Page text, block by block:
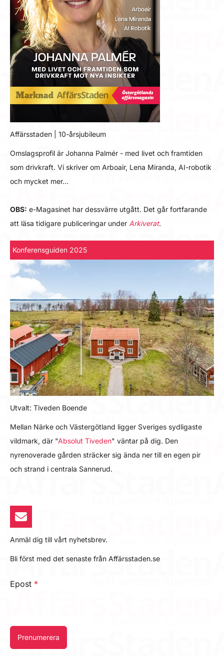
Affärsstaden | 10-årsjubileum
Omslagsprofil är Johanna Palmér - med livet och framtiden
som drivkraft. Vi skriver om Arboair, Lena Miranda, AI-robotik
och mycket mer…
OBS: e-Magasinet har dessvärre utgått. Det går fortfarande
att läsa tidigare publiceringar under Arkiverat.
Konferensguiden 2025
Utvalt: Tiveden Boende
Mellan Närke och Västergötland ligger Sveriges sydligaste
vildmark, där "Absolut Tiveden" väntar på dig. Den
nyrenoverade gården sträcker sig ända ner till en egen pir
och strand i centrala Sannerud.
Anmäl dig till vårt nyhetsbrev.
Bli först med det senaste från Affärsstaden.se
Epost *
Prenumerera